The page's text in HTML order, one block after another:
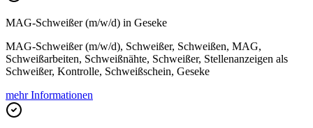
MAG-Schweißer (m/w/d) in Geseke
MAG-Schweißer (m/w/d), Schweißer, Schweißen, MAG,
Schweißarbeiten, Schweißnähte, Schweißer, Stellenanzeigen als
Schweißer, Kontrolle, Schweißschein, Geseke
mehr Informationen